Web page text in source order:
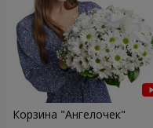
Корзина "Ангелочек"